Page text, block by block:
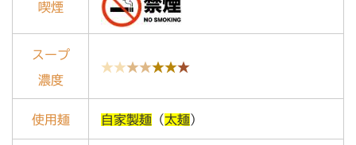
喫煙
スープ
濃度
★★★★★★★
使用麺 自家製麺 （太麺）